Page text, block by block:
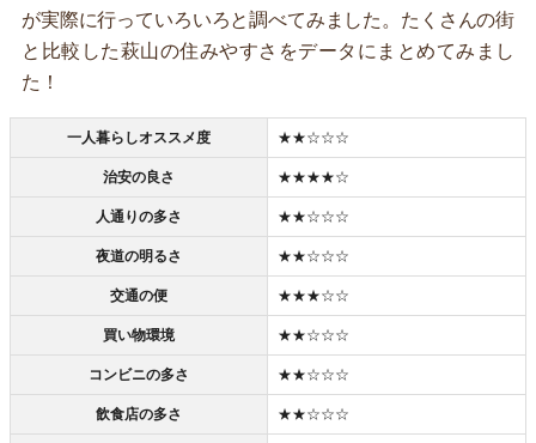
が実際に行っていろいろと調べてみました。たくさんの街
と比較した萩山の住みやすさをデータにまとめてみまし
た！
一人暮らしオススメ度 ★★☆☆☆
治安の良さ ★★★★☆
人通りの多さ ★★☆☆☆
夜道の明るさ ★★☆☆☆
交通の便 ★★★☆☆
買い物環境 ★★☆☆☆
コンビニの多さ ★★☆☆☆
飲食店の多さ ★★☆☆☆